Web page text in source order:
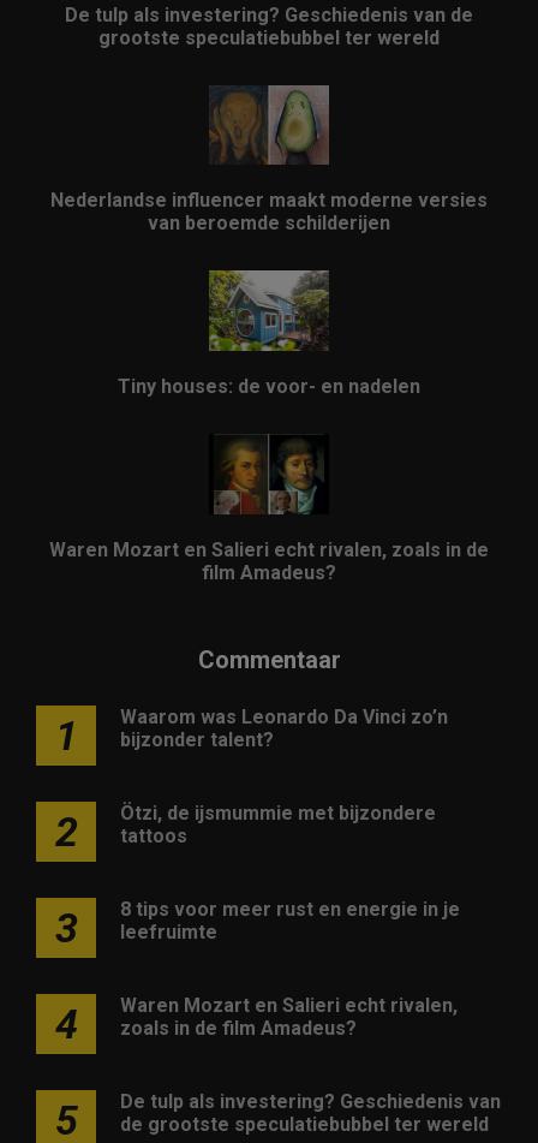
De tulp als investering? Geschiedenis van de
grootste speculatiebubbel ter wereld
Nederlandse influencer maakt moderne versies
van beroemde schilderijen
Tiny houses: de voor- en nadelen
Waren Mozart en Salieri echt rivalen, zoals in de
film Amadeus?
Commentaar
1
Waarom was Leonardo Da Vinci zo’n
bijzonder talent?
2
Ötzi, de ijsmummie met bijzondere
tattoos
3
8 tips voor meer rust en energie in je
leefruimte
4
Waren Mozart en Salieri echt rivalen,
zoals in de film Amadeus?
5
De tulp als investering? Geschiedenis van
de grootste speculatiebubbel ter wereld